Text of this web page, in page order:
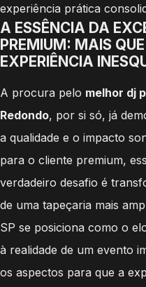
experiência prática
A ESSÊNCIA DA
PREMIUM: MAIS
EXPERIÊNCIA
A procura pelo melhor dj
Redondo, por si só, já
a qualidade e o impacto
para o cliente premium,
verdadeiro desafio é
de uma tapeçaria mais
SP se posiciona como o
à realidade de um evento
os aspectos para que a